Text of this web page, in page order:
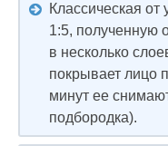
Классическая
1:5, полученную
в несколько
покрывает лицо
минут ее
подбородка).